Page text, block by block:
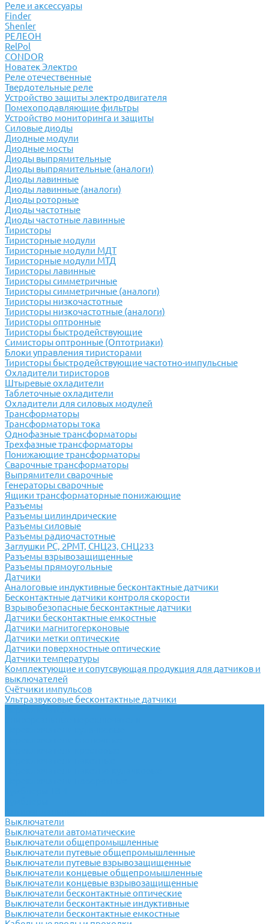
Реле и аксессуары
Finder
Shenler
РЕЛЕОН
RelPol
CONDOR
Новатек Электро
Реле отечественные
Твердотельные реле
Устройство защиты электродвигателя
Помехоподавляющие фильтры
Устройство мониторинга и защиты
Силовые диоды
Диодные модули
Диодные мосты
Диоды выпрямительные
Диоды выпрямительные (аналоги)
Диоды лавинные
Диоды лавинные (аналоги)
Диоды роторные
Диоды частотные
Диоды частотные лавинные
Тиристоры
Тиристорные модули
Тиристорные модули МДТ
Тиристорные модули МТД
Тиристоры лавинные
Тиристоры симметричные
Тиристоры симметричные (аналоги)
Тиристоры низкочастотные
Тиристоры низкочастотные (аналоги)
Тиристоры оптронные
Тиристоры быстродействующие
Симисторы оптронные (Оптотриаки)
Блоки управления тиристорами
Тиристоры быстродействующие частотно-импульсные
Охладители тиристоров
Штыревые охладители
Таблеточные охладители
Охладители для силовых модулей
Трансформаторы
Трансформаторы тока
Однофазные трансформаторы
Трехфазные трансформаторы
Понижающие трансформаторы
Сварочные трансформаторы
Выпрямители сварочные
Генераторы сварочные
Ящики трансформаторные понижающие
Разъемы
Разъемы цилиндрические
Разъемы силовые
Разъемы радиочастотные
Заглушки РС, 2РМТ, СНЦ23, СНЦ233
Разъемы взрывозащищенные
Разъемы прямоугольные
Датчики
Аналоговые индуктивные бесконтактные датчики
Бесконтактные датчики контроля скорости
Взрывобезопасные бесконтактные датчики
Датчики бесконтактные емкостные
Датчики магнитогерконовые
Датчики метки оптические
Датчики поверхностные оптические
Датчики температуры
Комплектующие и сопутсвующая продукция для датчиков и
выключателей
Счётчики импульсов
Ультразвуковые бесконтактные датчики
Выключатели
Выключатели автоматические
Выключатели общепромышленные
Выключатели путевые общепромышленные
Выключатели путевые взрывозащищенные
Выключатели концевые общепромышленные
Выключатели концевые взрывозащищенные
Выключатели бесконтактные оптические
Выключатели бесконтактные индуктивные
Выключатели бесконтактные емкостные